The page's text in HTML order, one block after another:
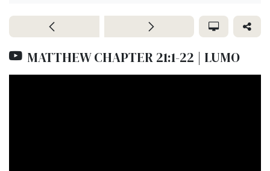
MATTHEW CHAPTER 21:1-22 | LUMO